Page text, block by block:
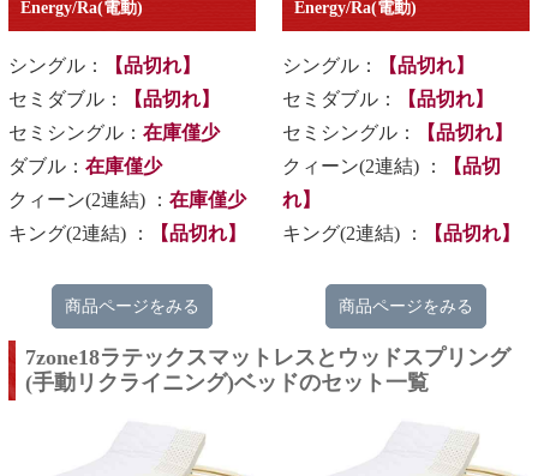
Energy/Ra(電動)
シングル：
【品切れ】
セミダブル：
【品切れ】
セミシングル： 在庫僅少
ダブル： 在庫僅少
クィーン(2連結) ： 在庫僅少
キング(2連結) ：
【品切れ】
商品ページをみる
Energy/Ra(電動)
シングル：
【品切れ】
セミダブル：
【品切れ】
セミシングル：
【品切れ】
クィーン(2連結) ：
【品切
れ】
キング(2連結) ：
【品切れ】
商品ページをみる
7zone18ラテックスマットレスとウッドスプリング
(手動リクライニング)ベッドのセット一覧